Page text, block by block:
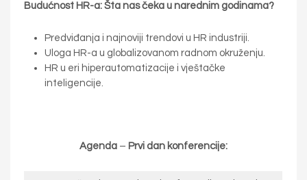
Budućnost HR-a: Šta nas čeka u narednim godinama?
Predviđanja i najnoviji trendovi u HR industriji.
Uloga HR-a u globalizovanom radnom okruženju.
HR u eri hiperautomatizacije i vještačke
inteligencije.
Agenda – Prvi dan konferencije: